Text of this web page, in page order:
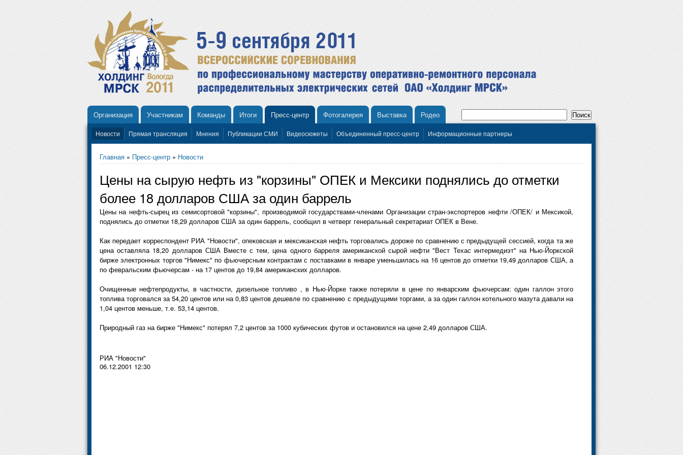
Организация Участникам Команды Итоги Пресс-центр Фотогалерея Выставка Родео
Новости Прямая трансляция Мнения Публикации СМИ Видеосюжеты Объединенный пресс-центр Информационные партнеры
Главная » Пресс-центр » Новости
Цены на сырую нефть из "корзины" ОПЕК и Мексики поднялись до отметки
более 18 долларов США за один баррель
Цены на нефть-сырец из семисортовой "корзины", производимой государствами-членами Организации стран-экспортеров нефти /ОПЕК/ и Мексикой,
поднялись до отметки 18,29 долларов США за один баррель, сообщил в четверг генеральный секретариат ОПЕК в Вене.
Как передает корреспондент РИА "Новости", опековская и мексиканская нефть торговались дороже по сравнению с предыдущей сессией, когда та же
цена оставляла 18,20 долларов США Вместе с тем, цена одного барреля американской сырой нефти "Вест Техас интермедиэт" на Нью-Йоркской
бирже электронных торгов "Нимекс" по фьючерсным контрактам с поставками в январе уменьшилась на 16 центов до отметки 19,49 долларов США, а
по февральским фьючерсам - на 17 центов до 19,84 американских долларов.
Очищенные нефтепродукты, в частности, дизельное топливо , в Нью-Йорке также потеряли в цене по январским фьючерсам: один галлон этого
топлива торговался за 54,20 центов или на 0,83 центов дешевле по сравнению с предыдущими торгами, а за один галлон котельного мазута давали на
1,04 центов меньше, т.е. 53,14 центов.
Природный газ на бирже "Нимекс" потерял 7,2 центов за 1000 кубических футов и остановился на цене 2,49 долларов США.
РИА "Новости"
06.12.2001 12:30